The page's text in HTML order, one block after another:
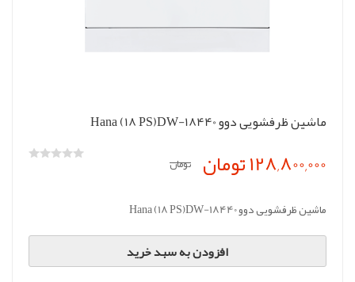
ماشین ظرفشویی دوو Hana (18 PS)DW-18440
128,800,000 تومان تومان
ماشین ظرفشویی دوو Hana (18 PS)DW-18440
افزودن به سبد خرید